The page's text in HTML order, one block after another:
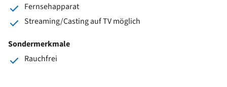
Fernsehapparat
Streaming/Casting auf TV möglich
Sondermerkmale
Rauchfrei